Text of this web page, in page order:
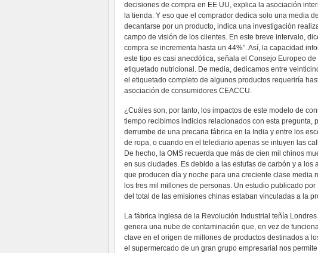
decisiones de compra en EE UU, explica la asociación
la tienda. Y eso que el comprador dedica solo una media
decantarse por un producto, indica una investigación
campo de visión de los clientes. En este breve intervalo,
compra se incrementa hasta un 44%”. Así, la capacidad
este tipo es casi anecdótica, señala el Consejo Europeo
etiquetado nutricional. De media, dedicamos entre
el etiquetado completo de algunos productos requeriría
asociación de consumidores CEACCU.
¿Cuáles son, por tanto, los impactos de este modelo de
tiempo recibimos indicios relacionados con esta pregunta,
derrumbe de una precaria fábrica en la India y entre los
de ropa, o cuando en el telediario apenas se intuyen las
De hecho, la OMS recuerda que más de cien mil chinos
en sus ciudades. Es debido a las estufas de carbón y a
que producen día y noche para una creciente clase media
los tres mil millones de personas. Un estudio publicado
del total de las emisiones chinas estaban vinculadas a la
La fábrica inglesa de la Revolución Industrial teñía
genera una nube de contaminación que, en vez de
clave en el origen de millones de productos destinados a
el supermercado de un gran grupo empresarial nos